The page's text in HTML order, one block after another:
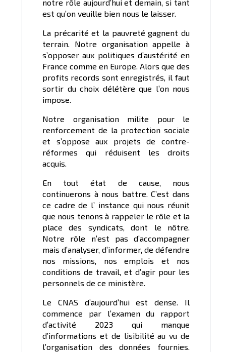
notre rôle aujourd’hui et demain, si tant
est qu’on veuille bien nous le laisser.
La précarité et la pauvreté gagnent du
terrain. Notre organisation appelle à
s’opposer aux politiques d’austérité en
France comme en Europe. Alors que des
profits records sont enregistrés, il faut
sortir du choix délétère que l’on nous
impose.
Notre organisation milite pour le
renforcement de la protection sociale
et s’oppose aux projets de contre-
réformes qui réduisent les droits
acquis.
En tout état de cause, nous
continuerons à nous battre. C’est dans
ce cadre de l’ instance qui nous réunit
que nous tenons à rappeler le rôle et la
place des syndicats, dont le nôtre.
Notre rôle n’est pas d’accompagner
mais d’analyser, d’informer, de défendre
nos missions, nos emplois et nos
conditions de travail, et d’agir pour les
personnels de ce ministère.
Le CNAS d’aujourd’hui est dense. Il
commence par l’examen du rapport
d’activité 2023 qui manque
d’informations et de lisibilité au vu de
l’organisation des données fournies.